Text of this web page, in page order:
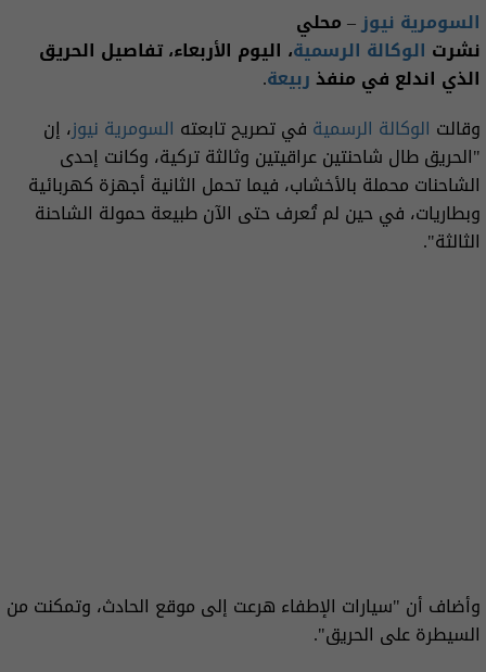
السومرية نيوز– محلي
نشرت الوكالة الرسمية، اليوم الأربعاء، تفاصيل الحريق
الذي اندلع في منفذربيعة.
وقالت الوكالة الرسمية في تصريح تابعته السومرية نيوز، إن
"الحريق طال شاحنتين عراقيتين وثالثة تركية، وكانت إحدى
الشاحنات محملة بالأخشاب، فيما تحمل الثانية أجهزة كهربائية
وبطاريات، في حين لم تُعرف حتى الآن طبيعة حمولة الشاحنة
الثالثة".
وأضاف أن "سيارات الإطفاء هرعت إلى موقع الحادث، وتمكنت من
السيطرة على الحريق".